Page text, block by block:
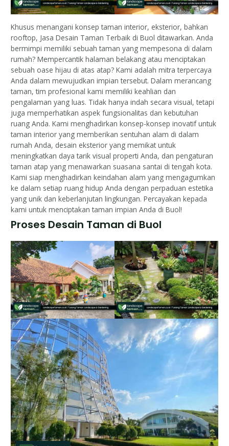
Khusus menangani konsep taman interior, eksterior, bahkan
rooftop, Jasa Desain Taman Terbaik di Buol ditawarkan. Anda
bermimpi memiliki sebuah taman yang mempesona di dalam
rumah? Mempercantik halaman belakang atau menciptakan
sebuah oase hijau di atas atap? Kami adalah mitra terpercaya
Anda dalam mewujudkan impian tersebut. Dalam merancang
taman, tim profesional kami memiliki keahlian dan
pengalaman yang luas. Tidak hanya indah secara visual, tetapi
juga memperhatikan aspek fungsionalitas dan kebutuhan
ruang Anda. Kami menghadirkan konsep-konsep inovatif untuk
taman interior yang memberikan sentuhan alam di dalam
rumah Anda, desain eksterior yang memikat untuk
meningkatkan daya tarik visual properti Anda, dan pengaturan
taman atap yang menawarkan suasana santai di tengah kota.
Kami siap menghadirkan keindahan alam yang mengagumkan
ke dalam setiap ruang hidup Anda dengan perpaduan estetika
yang unik dan keberlanjutan lingkungan. Percayakan kepada
kami untuk menciptakan taman impian Anda di Buol!
Proses Desain Taman di Buol